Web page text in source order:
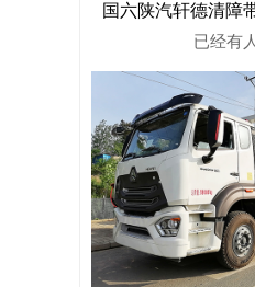
国六陕汽轩德清障
已经有